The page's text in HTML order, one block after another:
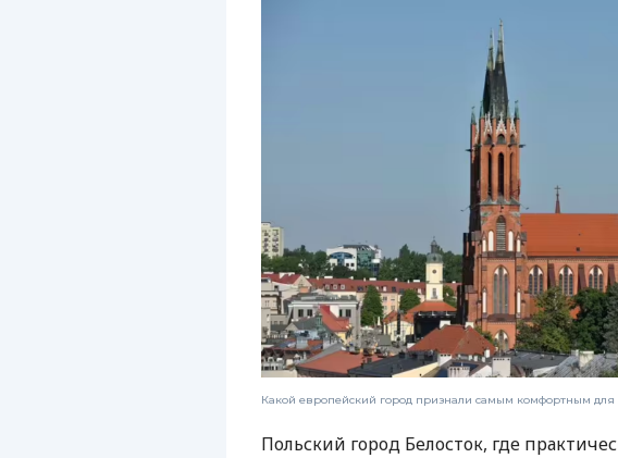
Какой европейский город признали самым комфортным
Польский город Белосток, где